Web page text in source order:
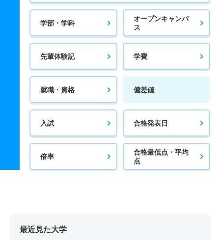
学部・学科
オープンキャンパ
ス
先輩体験記 学費
就職・資格 偏差値
入試 合格発表日
倍率
合格最低点・平均
点
最近見た大学